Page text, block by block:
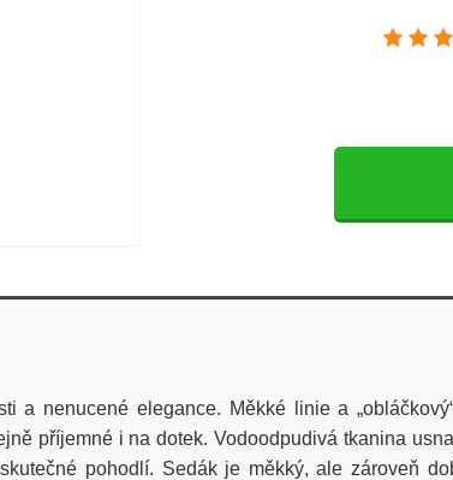
a nenucené elegance. Měkké linie a
příjemné i na dotek. Vodoodpudivá tkanina
pohodlí. Sedák je měkký, ale zároveň